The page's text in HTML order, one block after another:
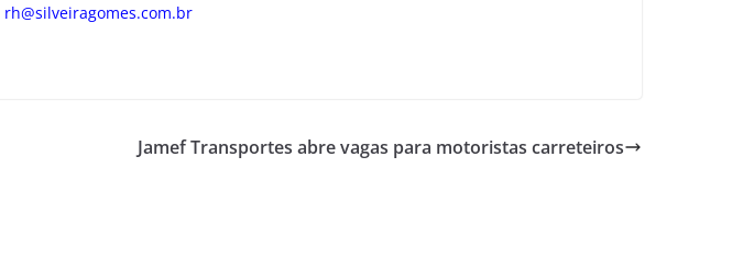
rh@silveiragomes.com.br
Jamef Transportes abre vagas para motoristas carreteiros